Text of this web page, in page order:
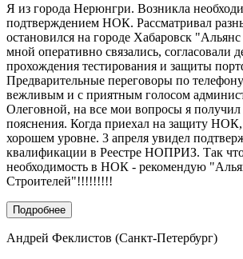
Я из города Нерюнгри. Возникла
подтверждением НОК. Рассматривал
остановился на городе Хабаровск
мной оперативно связались, согласовали
прохождения тестирования и защиты
Предварительные переговоры по
вежливым и с приятным голосом
Олеговной, на все мои вопросы я
пояснения. Когда приехал на защиту
хорошем уровне. 3 апреля увидел
квалификации в Реестре НОПРИЗ. Так что
необходимость в НОК - рекомендую
Строителей"!!!!!!!!!
Подробнее
Андрей Феклистов (Санкт-Петербург)